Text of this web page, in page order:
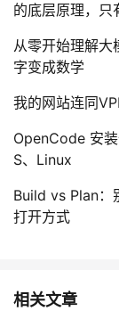
的底层原理，只
从零开始理解
字变成数学
我的网站连同
OpenCode 安
S、Linux
Build vs Plan：
打开方式
相关文章